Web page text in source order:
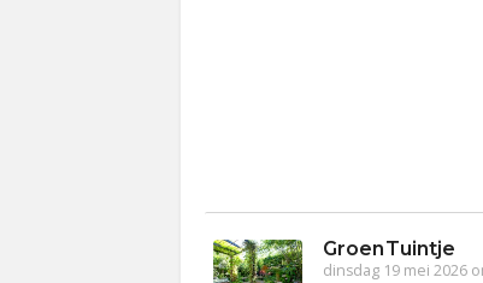
GroenTuintje
dinsdag 19 mei 2026